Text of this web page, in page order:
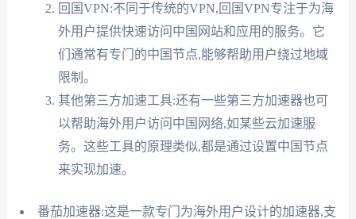
回国VPN:不同于传统的VPN,回国VPN专注于为海
外用户提供快速访问中国网站和应用的服务。它
们通常有专门的中国节点,能够帮助用户绕过地域
限制。
其他第三方加速工具:还有一些第三方加速器也可
以帮助海外用户访问中国网络,如某些云加速服
务。这些工具的原理类似,都是通过设置中国节点
来实现加速。
番茄加速器:这是一款专门为海外用户设计的加速器,支